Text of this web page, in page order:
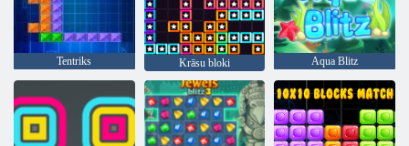
Tentriks Krāsu bloki Aqua Blitz